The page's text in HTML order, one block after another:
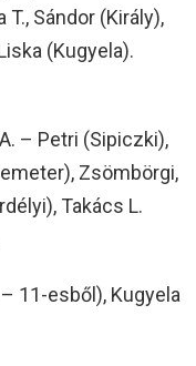
Sándor (Király),
(Kugyela).
– Petri (Sipiczki),
Zsömbörgi,
Takács L.
11-esből), Kugyela